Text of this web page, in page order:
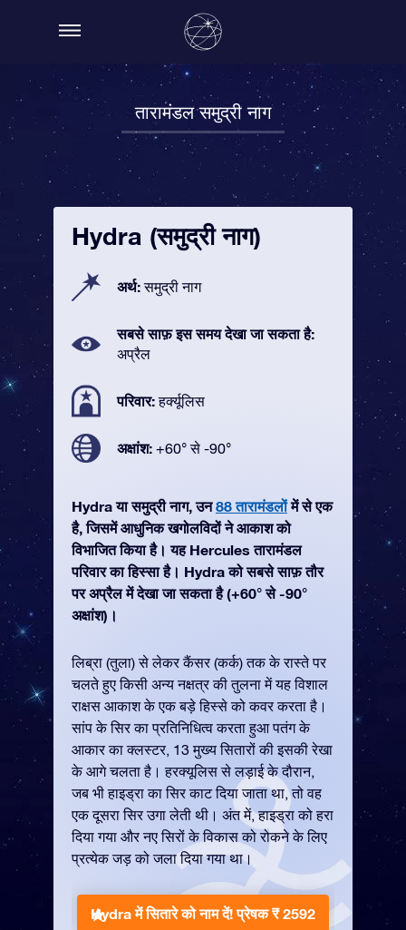
तारामंडल समुद्री नाग
Hydra (समुद्री नाग)
अर्थ:समुद्री नाग
सबसे साफ़ इस समय देखा जा सकता है:
अप्रैल
परिवार:हर्क्यूलिस
अक्षांश: +60° से -90°
Hydra या समुद्री नाग, उन88 तारामंडलोंमें से एक
है, जिसमें आधुनिक खगोलविदों ने आकाश को
विभाजित किया है। यह Hercules तारामंडल
परिवार का हिस्सा है। Hydra को सबसे साफ़ तौर
पर अप्रैल में देखा जा सकता है (+60° से -90°
अक्षांश)।
लिब्रा (तुला) से लेकर कैंसर (कर्क) तक के रास्ते पर
चलते हुए किसी अन्य नक्षत्र की तुलना में यह विशाल
राक्षस आकाश के एक बड़े हिस्से को कवर करता है।
सांप के सिर का प्रतिनिधित्व करता हुआ पतंग के
आकार का क्लस्टर, 13 मुख्य सितारों की इसकी रेखा
के आगे चलता है। हरक्यूलिस से लड़ाई के दौरान,
जब भी हाइड्रा का सिर काट दिया जाता था, तो वह
एक दूसरा सिर उगा लेती थी। अंत में, हाइड्रा को हरा
दिया गया और नए सिरों के विकास को रोकने के लिए
प्रत्येक जड़ को जला दिया गया था।
Hydra में सितारे को नाम दें!प्रेषक ₹ 2592